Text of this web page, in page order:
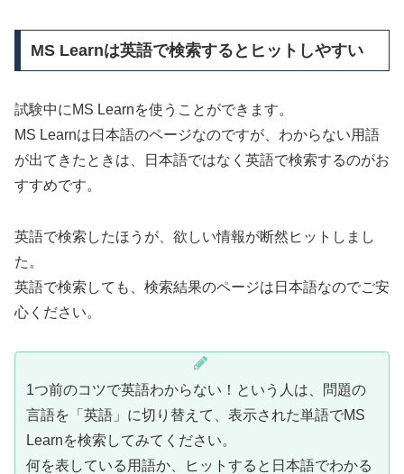
MS Learnは英語で検索するとヒットしやすい
試験中にMS Learnを使うことができます。
MS Learnは日本語のページなのですが、わからない用語
が出てきたときは、日本語ではなく英語で検索するのがお
すすめです。
英語で検索したほうが、欲しい情報が断然ヒットしまし
た。
英語で検索しても、検索結果のページは日本語なのでご安
心ください。
1つ前のコツで英語わからない！という人は、問題の
言語を「英語」に切り替えて、表示された単語でMS
Learnを検索してみてください。
何を表している用語か、ヒットすると日本語でわかる